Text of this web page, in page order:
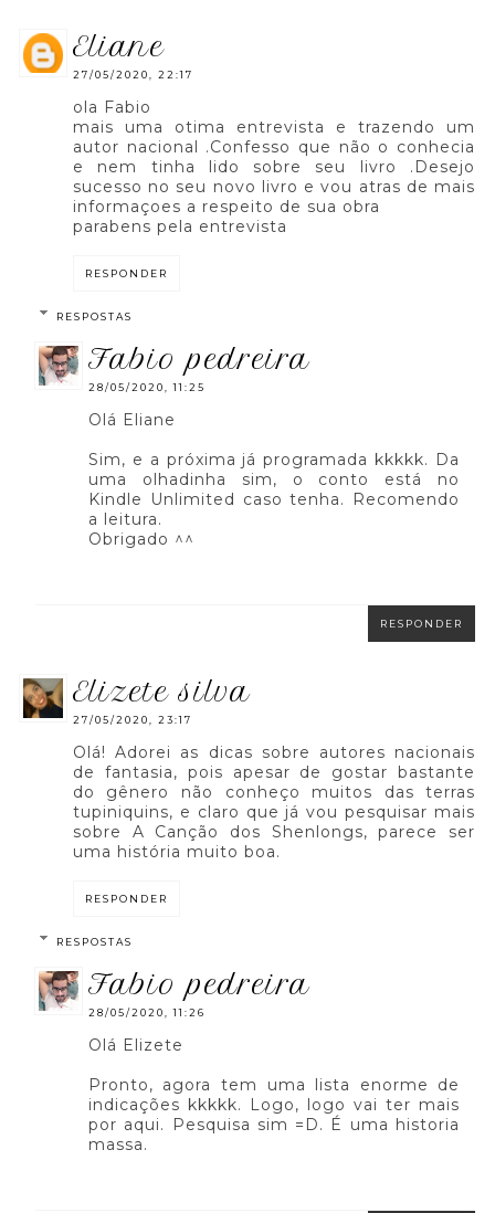
eliane
27/05/2020, 22:17
ola Fabio
mais uma otima entrevista e trazendo um
autor nacional .Confesso que não o conhecia
e nem tinha lido sobre seu livro .Desejo
sucesso no seu novo livro e vou atras de mais
informaçoes a respeito de sua obra
parabens pela entrevista
RESPONDER
RESPOSTAS
fabio pedreira
28/05/2020, 11:25
Olá Eliane
Sim, e a próxima já programada kkkkk. Da
uma olhadinha sim, o conto está no
Kindle Unlimited caso tenha. Recomendo
a leitura.
Obrigado ^^
RESPONDER
elizete silva
27/05/2020, 23:17
Olá! Adorei as dicas sobre autores nacionais
de fantasia, pois apesar de gostar bastante
do gênero não conheço muitos das terras
tupiniquins, e claro que já vou pesquisar mais
sobre A Canção dos Shenlongs, parece ser
uma história muito boa.
RESPONDER
RESPOSTAS
fabio pedreira
28/05/2020, 11:26
Olá Elizete
Pronto, agora tem uma lista enorme de
indicações kkkkk. Logo, logo vai ter mais
por aqui. Pesquisa sim =D. É uma historia
massa.